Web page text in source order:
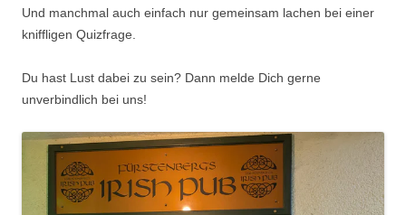
Und manchmal auch einfach nur gemeinsam lachen bei einer
kniffligen Quizfrage.
Du hast Lust dabei zu sein? Dann melde Dich gerne
unverbindlich bei uns!